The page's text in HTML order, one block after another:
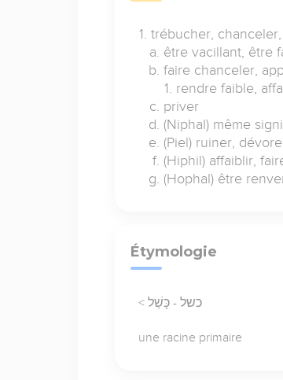
trébucher,
être vacillant, être
faire chanceler,
rendre faible,
priver
(Niphal) même
(Piel) ruiner,
(Hiphil) affaiblir,
(Hophal) être
Étymologie
< כשל - כָּשַׁל
une racine primaire